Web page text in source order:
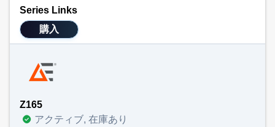
Series Links
購入
Z165
アクティブ, 在庫あり